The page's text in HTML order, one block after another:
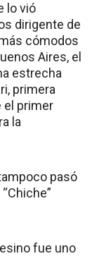
lo vió
dirigente de
cómodos
Aires, el
estrecha
primera
el primer
la
pasó
fue uno